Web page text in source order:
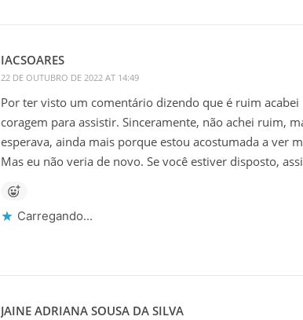
IACSOARES
22 DE OUTUBRO DE 2022 AT 14:49
Por ter visto um comentário dizendo que é ruim
coragem para assistir. Sinceramente, não achei ruim,
esperava, ainda mais porque estou acostumada a ver
Mas eu não veria de novo. Se você estiver disposto,
Carregando...
JAINE ADRIANA SOUSA DA SILVA